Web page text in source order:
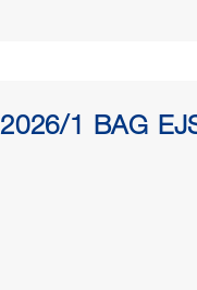
2026/1 BAG